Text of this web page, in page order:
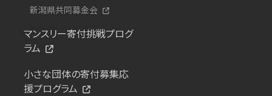
新潟県共同募金会
マンスリー寄付挑戦プログ
ラム
小さな団体の寄付募集応
援プログラム